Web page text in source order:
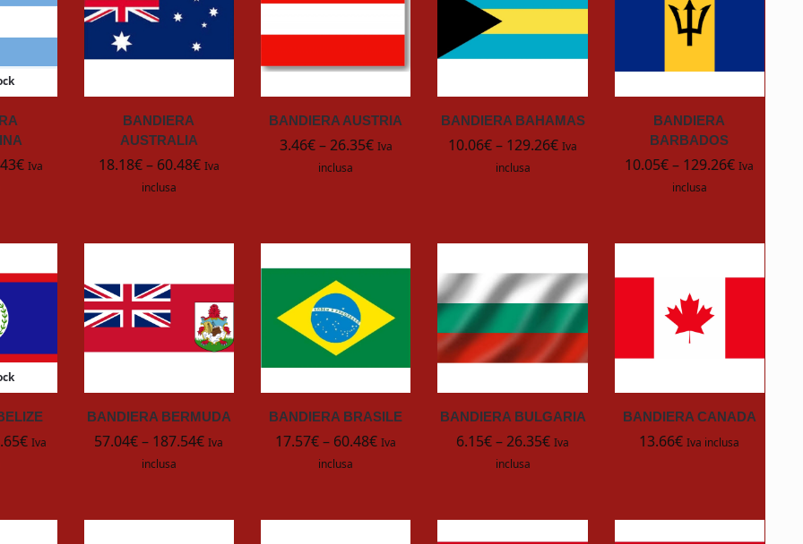
€ Iva
BANDIERA
AUSTRALIA
18.18€– 60.48€ Iva
inclusa
BANDIERA AUSTRIA
3.46€–26.35€ Iva
inclusa
BANDIERA BAHAMAS
10.06€– 129.26€ Iva
inclusa
BANDIERA
BARBADOS
10.05€– 129.26€ Iva
inclusa
€ Iva
BANDIERA BERMUDA
57.04€– 187.54€ Iva
inclusa
BANDIERA BRASILE
17.57€– 60.48€ Iva
inclusa
BANDIERA BULGARIA
6.15€–26.35€ Iva
inclusa
BANDIERA CANADA
13.66€ Iva inclusa